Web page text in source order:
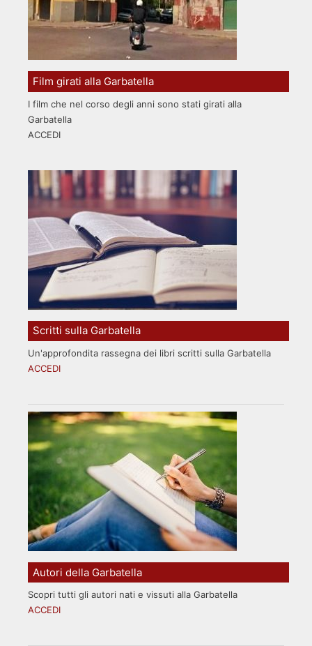
Film girati alla Garbatella
I film che nel corso degli anni sono stati girati alla
Garbatella
ACCEDI
Scritti sulla Garbatella
Un'approfondita rassegna dei libri scritti sulla Garbatella
ACCEDI
Autori della Garbatella
Scopri tutti gli autori nati e vissuti alla Garbatella
ACCEDI